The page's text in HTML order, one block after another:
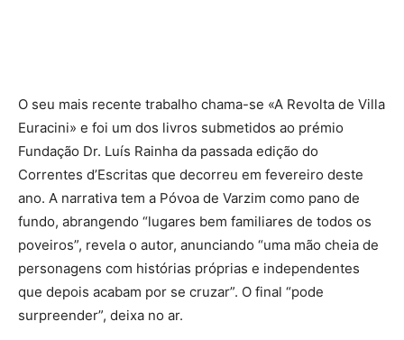
O seu mais recente trabalho chama-se «A Revolta de Villa
Euracini» e foi um dos livros submetidos ao prémio
Fundação Dr. Luís Rainha da passada edição do
Correntes d’Escritas que decorreu em fevereiro deste
ano. A narrativa tem a Póvoa de Varzim como pano de
fundo, abrangendo “lugares bem familiares de todos os
poveiros”, revela o autor, anunciando “uma mão cheia de
personagens com histórias próprias e independentes
que depois acabam por se cruzar”. O final “pode
surpreender”, deixa no ar.